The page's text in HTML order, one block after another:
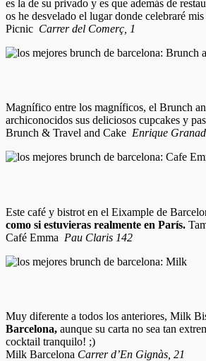
es la de su privado y es que además de
os he desvelado el lugar donde celebraré
Picnic Carrer del Comerç, 1
Magnífico entre los magníficos, el Brunch
archiconocidos sus deliciosos cupcakes y
Brunch & Travel and Cake Enrique
Este café y bistrot en el Eixample de
como si estuvieras realmente en París.
Café Emma Pau Claris 142
Muy diferente a todos los anteriores, Milk
Barcelona, aunque su carta no sea tan
cocktail tranquilo! ;)
Milk Barcelona Carrer d’En Gignàs, 21